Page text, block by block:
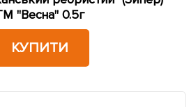
"Весна" 0.5г
КУПИТИ